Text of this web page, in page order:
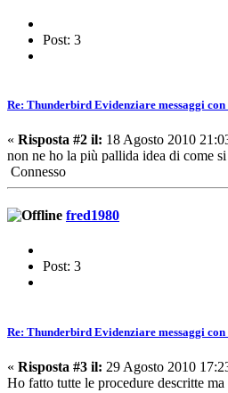
Post: 3
Re: Thunderbird Evidenziare messaggi con
« Risposta #2 il: 18 Agosto 2010
non ne ho la più pallida idea di come
Connesso
fred1980
Post: 3
Re: Thunderbird Evidenziare messaggi con
« Risposta #3 il: 29 Agosto 2010
Ho fatto tutte le procedure descritte